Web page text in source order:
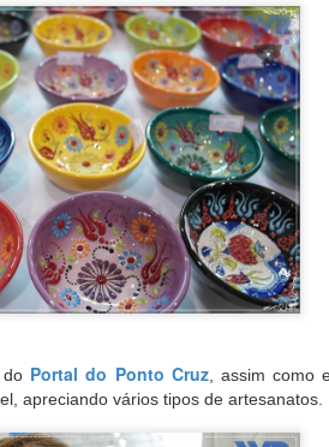
Portal do Ponto Cruz, assim como
apreciando vários tipos de artesanatos.